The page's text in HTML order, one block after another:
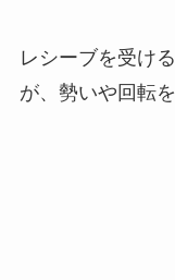
レシーブを受け
が、勢いや回転